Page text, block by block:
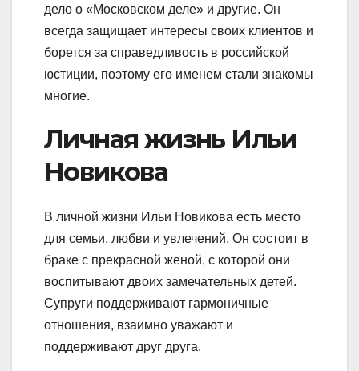
дело о «Московском деле» и другие. Он
всегда защищает интересы своих клиентов и
борется за справедливость в российской
юстиции, поэтому его именем стали знакомы
многие.
Личная жизнь Ильи
Новикова
В личной жизни Ильи Новикова есть место
для семьи, любви и увлечений. Он состоит в
браке с прекрасной женой, с которой они
воспитывают двоих замечательных детей.
Супруги поддерживают гармоничные
отношения, взаимно уважают и
поддерживают друг друга.